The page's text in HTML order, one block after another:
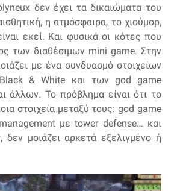
δεν έχει τα δικαιώματα του
η ατμόσφαιρα, το χιούμορ,
εκεί. Και φυσικά οι κότες που
των διαθέσιμων mini game. Στην
με ένα συνδυασμό στοιχείων
& White και των god game
άλλων. Το πρόβλημα είναι ότι το
στοιχεία μεταξύ τους: god game
με tower defense… και
μοιάζει αρκετά εξελιγμένο ή